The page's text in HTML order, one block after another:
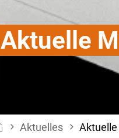
Aktuelle
de Aktuelles